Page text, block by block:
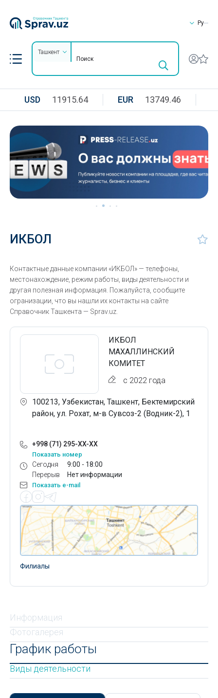
Ру
Ташкент
USD 11915.64 EUR 13749.46
ИКБОЛ
Контактные данные компании «ИКБОЛ» — телефоны,
местонахождение, режим работы, виды деятельности и
другая полезная информация. Пожалуйста, сообщите
огранизации, что вы нашли их контакты на сайте
Справочник Ташкента — Sprav.uz.
ИКБОЛ
МАХАЛЛИНСКИЙ
КОМИТЕТ
с 2022 года
100213, Узбекистан, Ташкент, Бектемирский
район, ул. Рохат, м-в Сувсоз-2 (Водник-2), 1
+998 (71) 295-XX-XX
Показать номер
Сегодня
Перерыв
9:00 - 18:00
Нет информации
Показать e-mail
Филиалы
Информация
Фотогалерея
График работы
Виды деятельности